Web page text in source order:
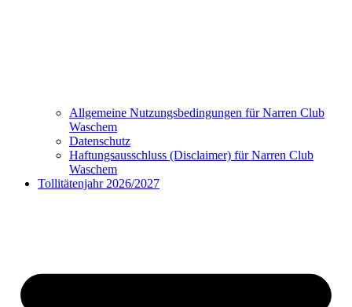
Allgemeine Nutzungsbedingungen für Narren Club
Waschem
Datenschutz
Haftungsausschluss (Disclaimer) für Narren Club
Waschem
Tollitätenjahr 2026/2027